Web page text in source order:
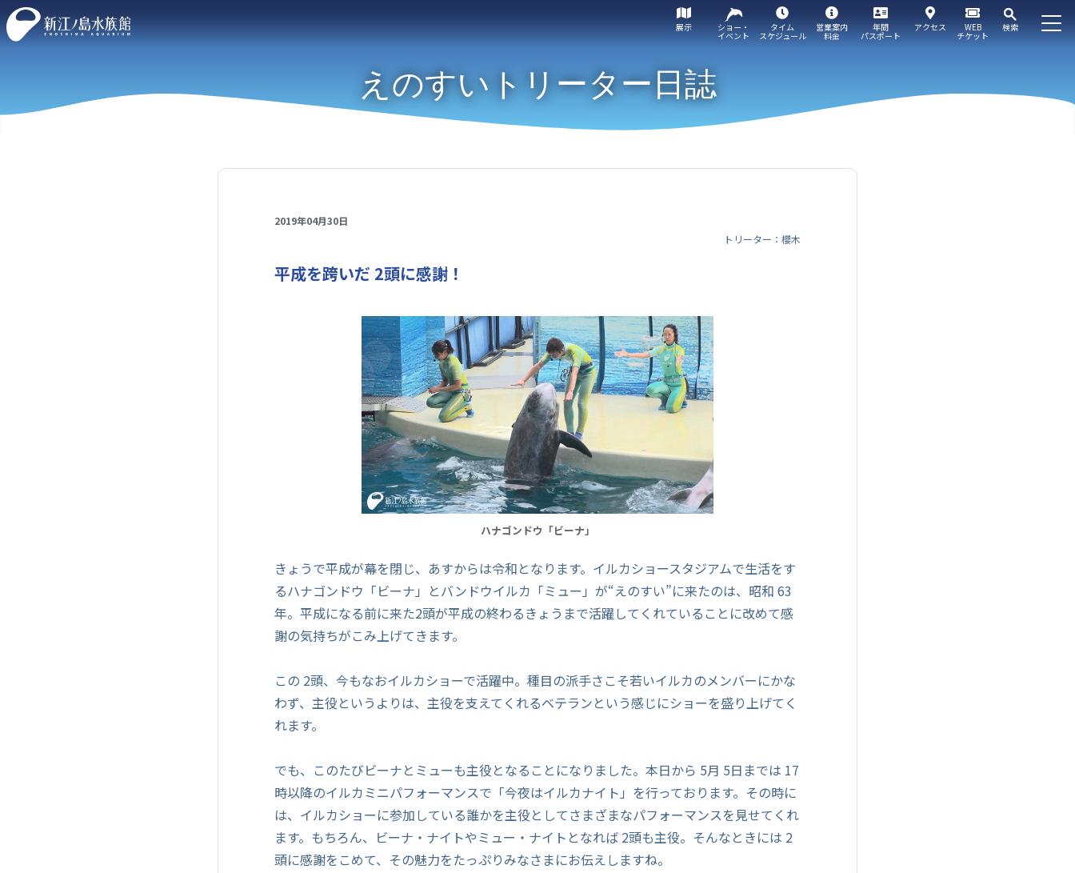
WEB
チケット
検索
展示 ショー・
イベント
タイム
スケジュール
営業案内
料金
年間
パスポート
アクセス
えのすいトリーター日誌
2019年04月30日
トリーター：櫻木
平成を跨いだ 2頭に感謝！
ハナゴンドウ「ビーナ」
きょうで平成が幕を閉じ、あすからは令和となります。イルカショースタジアムで生活をす
るハナゴンドウ「ビーナ」とバンドウイルカ「ミュー」が“えのすい”に来たのは、昭和 63
年。平成になる前に来た2頭が平成の終わるきょうまで活躍してくれていることに改めて感
謝の気持ちがこみ上げてきます。
この 2頭、今もなおイルカショーで活躍中。種目の派手さこそ若いイルカのメンバーにかな
わず、主役というよりは、主役を支えてくれるベテランという感じにショーを盛り上げてく
れます。
でも、このたびビーナとミューも主役となることになりました。本日から 5月 5日までは 17
時以降のイルカミニパフォーマンスで「今夜はイルカナイト」を行っております。その時に
は、イルカショーに参加している誰かを主役としてさまざまなパフォーマンスを見せてくれ
ます。もちろん、ビーナ・ナイトやミュー・ナイトとなれば 2頭も主役。そんなときには 2
頭に感謝をこめて、その魅力をたっぷりみなさまにお伝えしますね。